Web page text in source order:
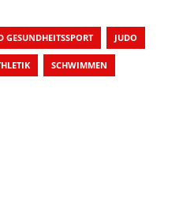
GESUNDHEITSSPORT JUDO
SCHWIMMEN